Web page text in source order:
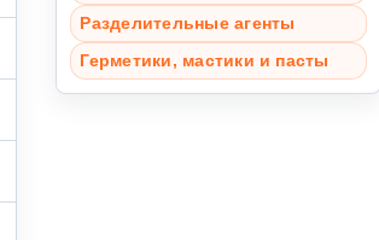
Разделительные агенты
Герметики, мастики и пасты